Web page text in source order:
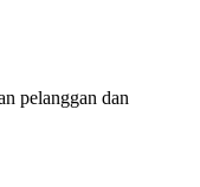
pelanggan dan